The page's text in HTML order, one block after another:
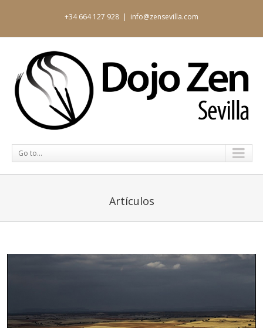
+34 664 127 928 | info@zensevilla.com
Go to...
Artículos